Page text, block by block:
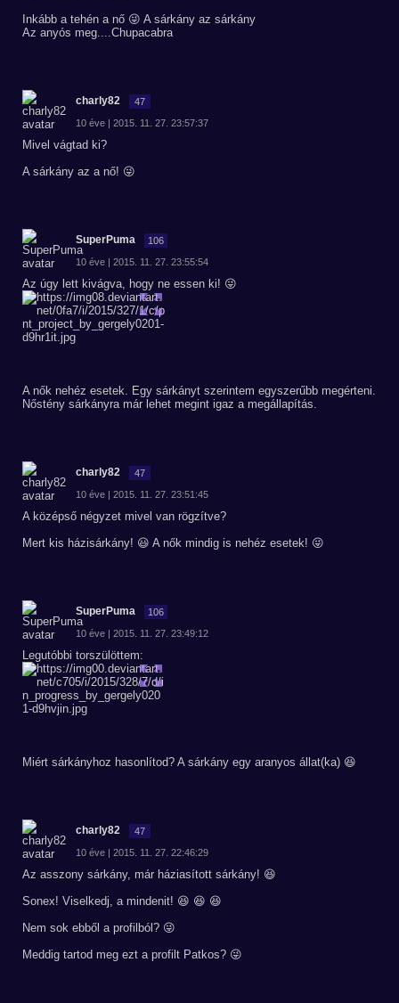
Inkább a tehén a nő 😜 A sárkány az sárkány
Az anyós meg....Chupacabra
charly82 47
10 éve | 2015. 11. 27. 23:57:37
Mivel vágtad ki?
A sárkány az a nő! 😜
SuperPuma 106
10 éve | 2015. 11. 27. 23:55:54
Az úgy lett kivágva, hogy ne essen ki! 😜
A nők nehéz esetek. Egy sárkányt szerintem egyszerűbb megérteni.
Nőstény sárkányra már lehet megint igaz a megállapítás.
charly82 47
10 éve | 2015. 11. 27. 23:51:45
A középső négyzet mivel van rögzítve?
Mert kis házisárkány! 😃 A nők mindig is nehéz esetek! 😜
SuperPuma 106
10 éve | 2015. 11. 27. 23:49:12
Legutóbbi torszülöttem:
Miért sárkányhoz hasonlítod? A sárkány egy aranyos állat(ka) 😆
charly82 47
10 éve | 2015. 11. 27. 22:46:29
Az asszony sárkány, már háziasított sárkány! 😆
Sonex! Viselkedj, a mindenit! 😆 😆 😆
Nem sok ebből a profilból? 😜
Meddig tartod meg ezt a profilt Patkos? 😜